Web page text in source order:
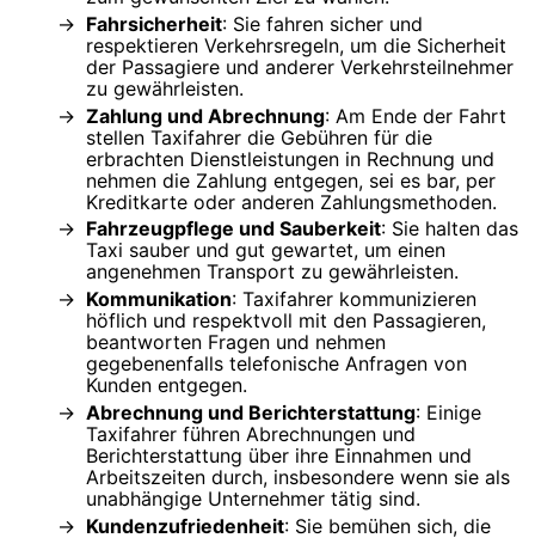
Fahrsicherheit: Sie fahren sicher und
respektieren Verkehrsregeln, um die Sicherheit
der Passagiere und anderer Verkehrsteilnehmer
zu gewährleisten.
Zahlung und Abrechnung: Am Ende der Fahrt
stellen Taxifahrer die Gebühren für die
erbrachten Dienstleistungen in Rechnung und
nehmen die Zahlung entgegen, sei es bar, per
Kreditkarte oder anderen Zahlungsmethoden.
Fahrzeugpflege und Sauberkeit: Sie halten das
Taxi sauber und gut gewartet, um einen
angenehmen Transport zu gewährleisten.
Kommunikation: Taxifahrer kommunizieren
höflich und respektvoll mit den Passagieren,
beantworten Fragen und nehmen
gegebenenfalls telefonische Anfragen von
Kunden entgegen.
Abrechnung und Berichterstattung: Einige
Taxifahrer führen Abrechnungen und
Berichterstattung über ihre Einnahmen und
Arbeitszeiten durch, insbesondere wenn sie als
unabhängige Unternehmer tätig sind.
Kundenzufriedenheit: Sie bemühen sich, die